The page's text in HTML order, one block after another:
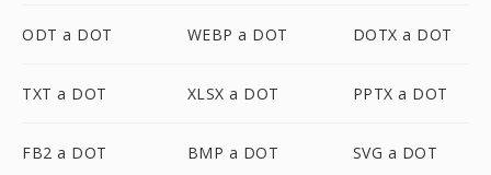
ODT a DOT WEBP a DOT DOTX a DOT
TXT a DOT XLSX a DOT PPTX a DOT
FB2 a DOT BMP a DOT SVG a DOT